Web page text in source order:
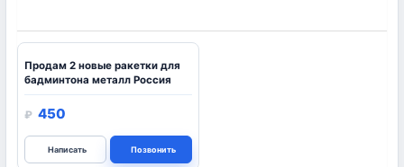
Продам 2 новые ракетки для
бадминтона металл Россия
₽ 450
Написать Позвонить